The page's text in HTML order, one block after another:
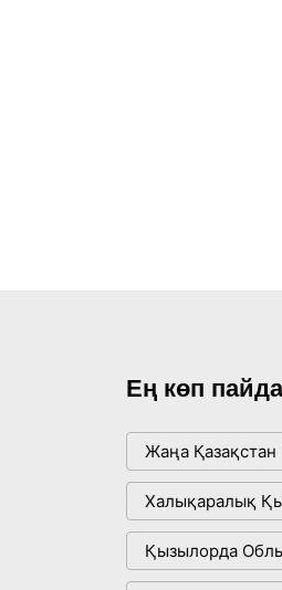
Ең көп
Жаңа Қазақстан
Халықаралық
Қызылорда